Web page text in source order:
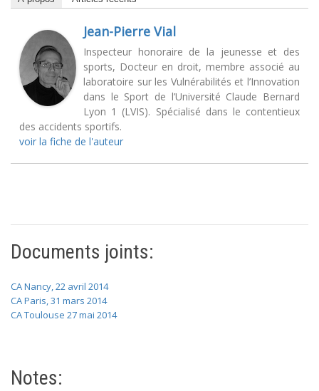
Jean-Pierre Vial
Inspecteur honoraire de la jeunesse et des
sports, Docteur en droit, membre associé au
laboratoire sur les Vulnérabilités et l’Innovation
dans le Sport de l’Université Claude Bernard
Lyon 1 (LVIS). Spécialisé dans le contentieux
des accidents sportifs.
voir la fiche de l'auteur
Documents joints:
CA Nancy, 22 avril 2014
CA Paris, 31 mars 2014
CA Toulouse 27 mai 2014
Notes: